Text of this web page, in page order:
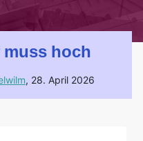
muss hoch
, 28. April 2026